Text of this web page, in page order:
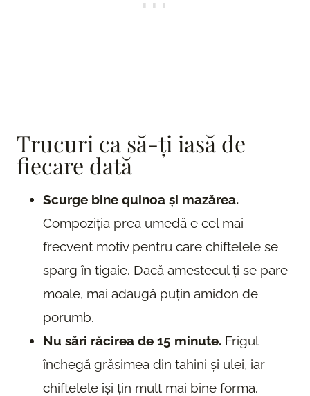
Trucuri ca să-ți iasă de
fiecare dată
Scurge bine quinoa și mazărea.
Compoziția prea umedă e cel mai
frecvent motiv pentru care chiftelele se
sparg în tigaie. Dacă amestecul ți se pare
moale, mai adaugă puțin amidon de
porumb.
Nu sări răcirea de 15 minute. Frigul
închegă grăsimea din tahini și ulei, iar
chiftelele își țin mult mai bine forma.